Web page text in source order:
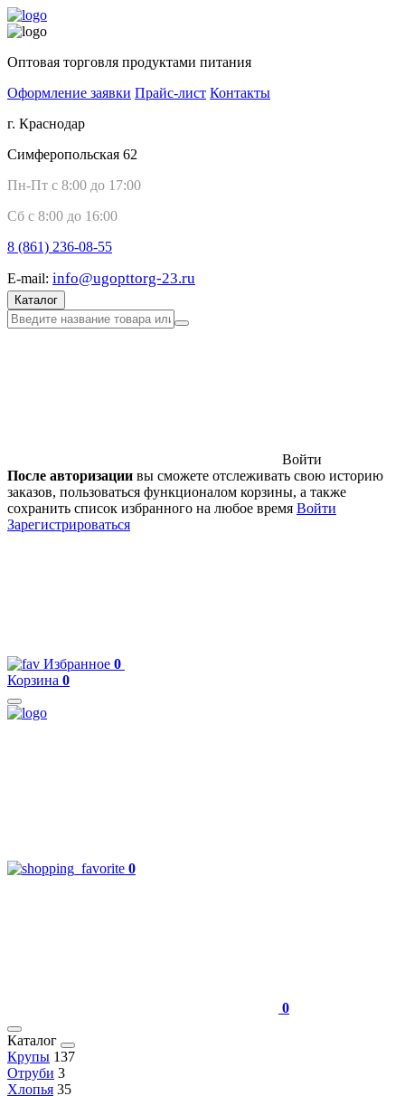
Оптовая торговля продуктами питания
Оформление заявки Прайс-лист Контакты
г. Краснодар
Симферопольская 62
Пн-Пт с 8:00 до 17:00
Сб с 8:00 до 16:00
8 (861) 236-08-55
E-mail: info@ugopttorg-23.ru
Каталог
Войти
После авторизации вы сможете отслеживать свою историю
заказов, пользоваться функционалом корзины, а также
сохранить список избранного на любое время Войти
Зарегистрироваться
Избранное 0
Корзина 0
0
0
Каталог
Крупы 137
Отруби 3
Хлопья 35